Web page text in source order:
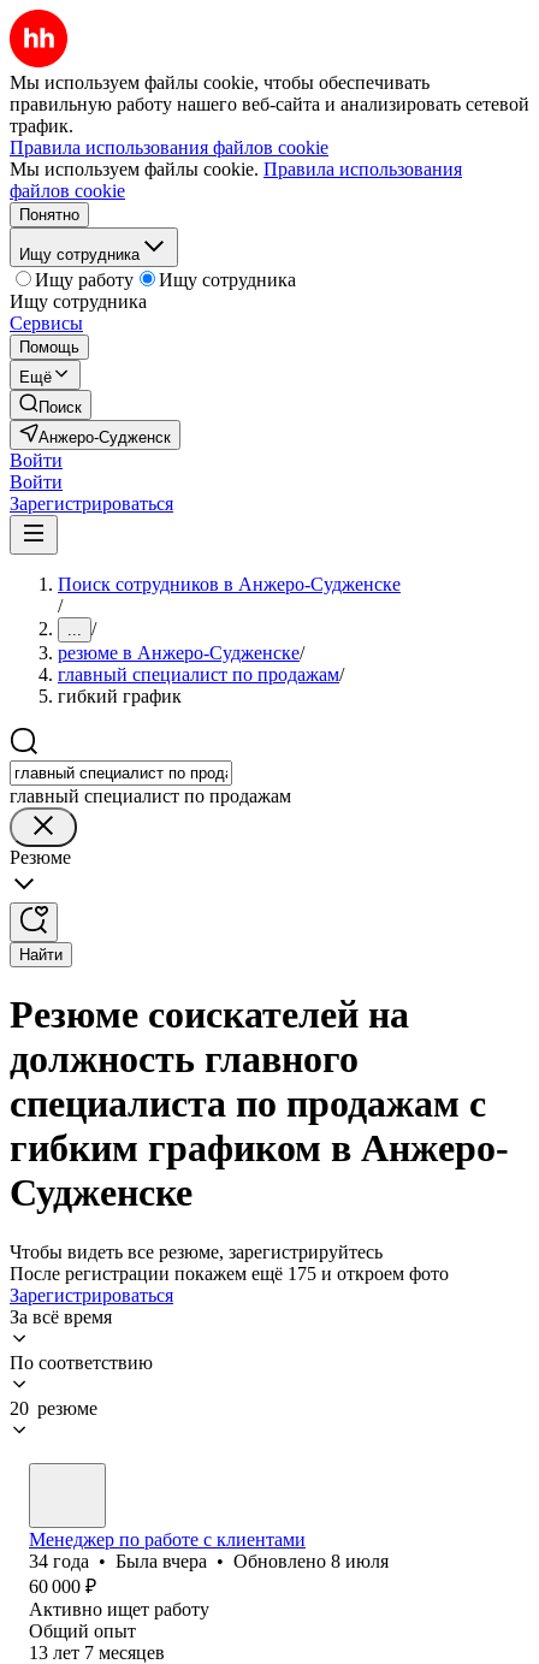
Мы используем файлы cookie, чтобы обеспечивать
правильную работу нашего веб-сайта и анализировать сетевой
трафик.
Правила использования файлов cookie
Мы используем файлы cookie. Правила использования
файлов cookie
Понятно
Ищу сотрудника
Ищу работу
Ищу сотрудника
Ищу сотрудника
Сервисы
Помощь
Ещё
Поиск
Анжеро-Судженск
Войти
Войти
Зарегистрироваться
Поиск сотрудников в Анжеро-Судженске
/
... /
резюме в Анжеро-Судженске/
главный специалист по продажам/
гибкий график
главный специалист по продажам
Резюме
Найти
Резюме соискателей на
должность главного
специалиста по продажам с
гибким графиком в Анжеро-
Судженске
Чтобы видеть все резюме, зарегистрируйтесь
После регистрации покажем ещё 175 и откроем фото
Зарегистрироваться
За всё время
По соответствию
20 резюме
Менеджер по работе с клиентами
34 года • Была вчера • Обновлено 8 июля
60 000 ₽
Активно ищет работу
Общий опыт
13 лет 7 месяцев